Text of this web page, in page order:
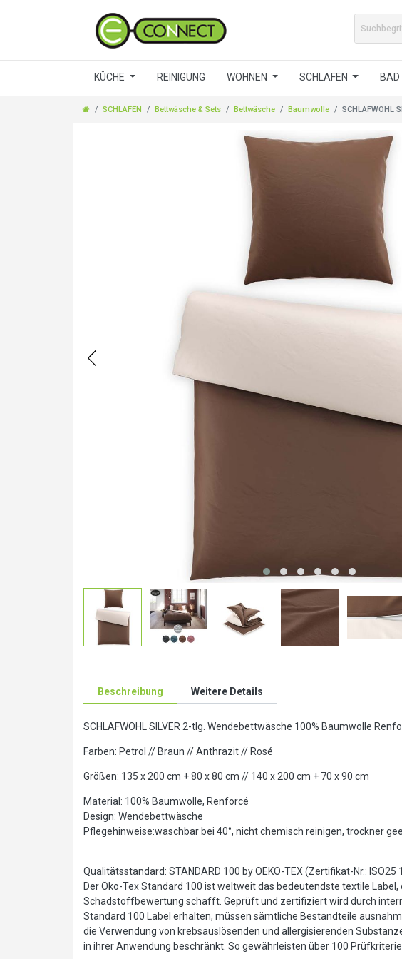
KÜCHE REINIGUNG WOHNEN SCHLAFEN BAD
SCHLAFEN Bettwäsche & Sets Bettwäsche Baumwolle SCHLAFWOHL
Beschreibung Weitere Details
SCHLAFWOHL SILVER 2-tlg. Wendebettwäsche 100% Baumwolle
Farben: Petrol // Braun // Anthrazit // Rosé
Größen: 135 x 200 cm + 80 x 80 cm // 140 x 200 cm + 70 x 90 cm
Material: 100% Baumwolle, Renforcé
Design: Wendebettwäsche
Pflegehinweise:waschbar bei 40°, nicht chemisch reinigen, trockner
Qualitätsstandard: STANDARD 100 by OEKO-TEX (Zertifikat-Nr.: ISO25
Der Öko-Tex Standard 100 ist weltweit das bedeutendste textile
Schadstoffbewertung schafft. Geprüft und zertifiziert wird durch
Standard 100 Label erhalten, müssen sämtliche Bestandteile
die Verwendung von krebsauslösenden und allergisierenden
in ihrer Anwendung beschränkt. So gewährleisten über 100